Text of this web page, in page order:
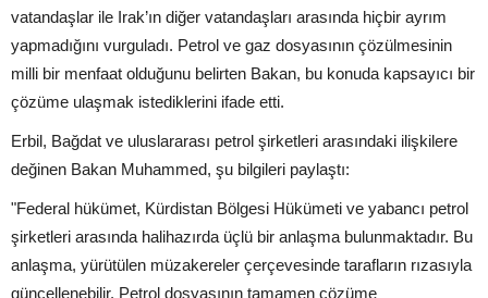
vatandaşlar ile Irak’ın diğer vatandaşları arasında hiçbir ayrım
yapmadığını vurguladı. Petrol ve gaz dosyasının çözülmesinin
milli bir menfaat olduğunu belirten Bakan, bu konuda kapsayıcı bir
çözüme ulaşmak istediklerini ifade etti.
Erbil, Bağdat ve uluslararası petrol şirketleri arasındaki ilişkilere
değinen Bakan Muhammed, şu bilgileri paylaştı:
"Federal hükümet, Kürdistan Bölgesi Hükümeti ve yabancı petrol
şirketleri arasında halihazırda üçlü bir anlaşma bulunmaktadır. Bu
anlaşma, yürütülen müzakereler çerçevesinde tarafların rızasıyla
güncellenebilir. Petrol dosyasının tamamen çözüme